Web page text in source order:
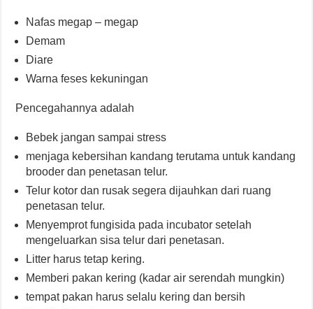
Nafas megap – megap
Demam
Diare
Warna feses kekuningan
Pencegahannya adalah
Bebek jangan sampai stress
menjaga kebersihan kandang terutama untuk kandang
brooder dan penetasan telur.
Telur kotor dan rusak segera dijauhkan dari ruang
penetasan telur.
Menyemprot fungisida pada incubator setelah
mengeluarkan sisa telur dari penetasan.
Litter harus tetap kering.
Memberi pakan kering (kadar air serendah mungkin)
tempat pakan harus selalu kering dan bersih